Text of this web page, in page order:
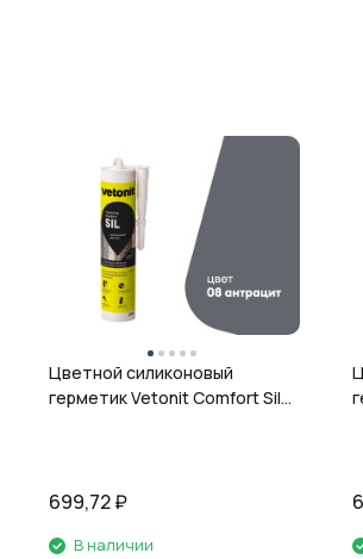
Цветной силиконовый
герметик Vetonit Comfort Sil,
699,72₽
В наличии